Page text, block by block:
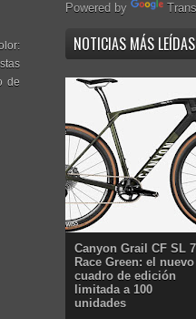
de
Powered by
NOTICIAS MÁS LEÍDAS
Canyon Grail CF SL 7
Race Green: el nuevo
cuadro de edición
limitada a 100
unidades